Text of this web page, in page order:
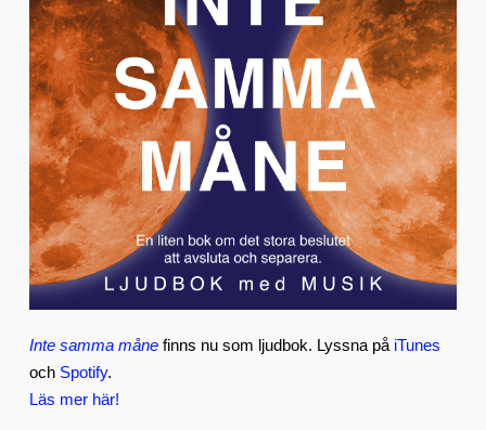
Inte samma månefinns nu som ljudbok. Lyssna på iTunes
och Spotify.
Läs mer här!